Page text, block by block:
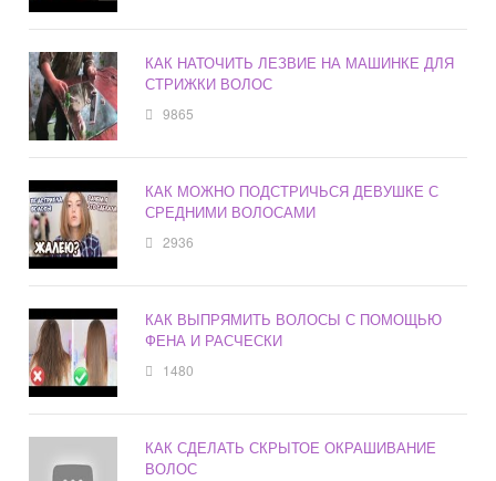
КАК НАТОЧИТЬ ЛЕЗВИЕ НА МАШИНКЕ ДЛЯ
СТРИЖКИ ВОЛОС
9865
КАК МОЖНО ПОДСТРИЧЬСЯ ДЕВУШКЕ С
СРЕДНИМИ ВОЛОСАМИ
2936
КАК ВЫПРЯМИТЬ ВОЛОСЫ С ПОМОЩЬЮ
ФЕНА И РАСЧЕСКИ
1480
КАК СДЕЛАТЬ СКРЫТОЕ ОКРАШИВАНИЕ
ВОЛОС